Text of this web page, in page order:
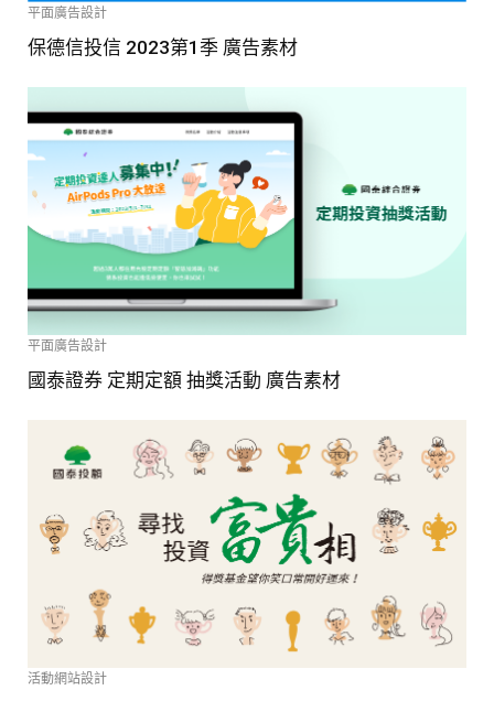
平面廣告設計
保德信投信 2023第1季 廣告素材
平面廣告設計
國泰證券 定期定額 抽獎活動 廣告素材
活動網站設計